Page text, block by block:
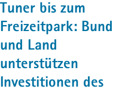
Tuner bis zum
Freizeitpark: Bund
und Land
unterstützen
Investitionen des